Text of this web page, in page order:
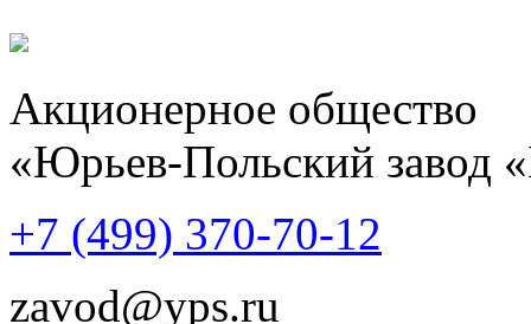
Акционерное общество
«Юрьев-Польский завод
+7 (499) 370-70-12
zavod@yps.ru